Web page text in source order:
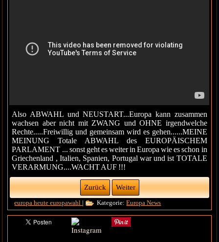
Also ABWAHL und NEUSTART...Europa kann zusammen
wachsen aber nicht mit ZWANG und OHNE irgendwelche
Rechte.....Freiwillig und gemeinsam wird es gehen......MEINE
MEINUNG Totale ABWAHL des EUROPÄISCHEM
PARLAMENT ... sonst geht es weiter in Europa wie es schon in
Griechenland , Italien, Spanien, Portugal war und ist TOTALE
VERARMUNG....WACHT AUF !!!
Zurück Weiter
europa heuteeuropawahl | Kategorie:Europa News